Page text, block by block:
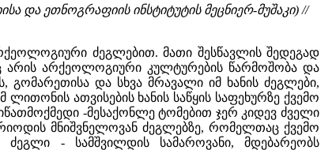
და ეთნოგრაფიის ინსტიტუტის მეცნიერ-მუშაკი) //
ძეგლებით. მათი შესწავლის შედეგად
არის არქეოლოგიური კულტურების წარმოშობა და
და სხვა მრავალი იმ ხანის ძეგლები,
ათვისების ხანის საწყის საფეხურზე ქვემო
-მესაქონლე ტომებით ჯერ კიდევ ძველი
მნიშვნელოვან ძეგლებზე, რომელთაც ქვემო
- სამშვილდის სამაროვანი, მდებარეობს